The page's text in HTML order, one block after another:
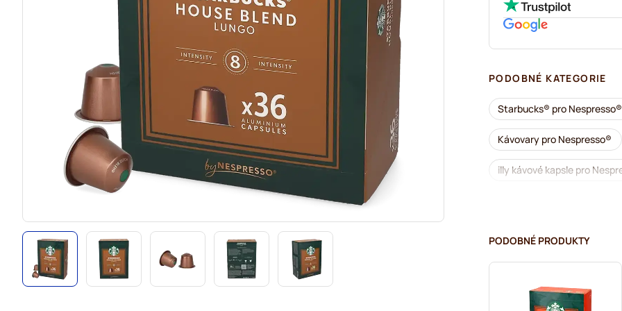
PODOBNÉ KATEGORIE
Starbucks® pro Nespresso®
Kávovary pro Nespresso®
illy kávové kapsle pro
Segafredo kávové kapsle
Caffè Borbone pro
PODOBNÉ PRODUKTY